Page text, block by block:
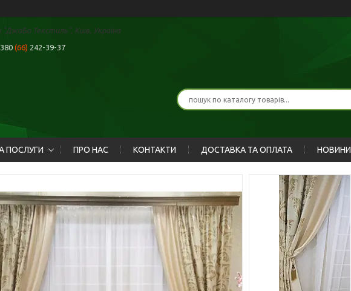
"ДжаБо Текстиль", Київ, Україна
(66) 242-39-37
ПОСЛУГИ ПРО НАС КОНТАКТИ ДОСТАВКА ТА ОПЛАТА НОВИНИ